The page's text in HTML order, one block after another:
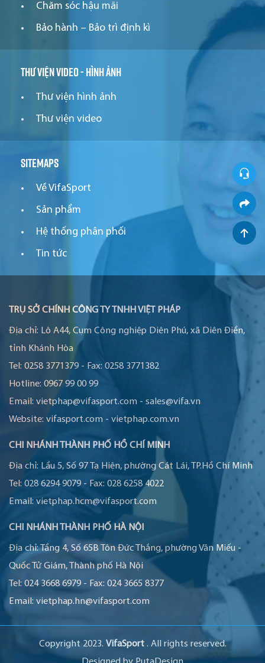
Chăm sóc hậu mãi
Bảo hành – Bảo trì định kì
Thư viện video - hình ảnh
Thư viện hình ảnh
Thư viện video
Sitemaps
Về VifaSport
Sản phẩm
Hệ thống phân phối
Tin tức
TRỤ SỞ CHÍNH CÔNG TY TNHH VIỆT PHÁP
Địa chỉ: Lô A44, Cụm Công nghiệp Diên Phú, xã Diên Điền,
tỉnh Khánh Hòa
Tel: 0258 3771379 - Fax: 0258 3771382
Hotline: 0967 99 00 99
Email: vietphap@vifasport.com - sales@vifa.vn
Website: vifasport.com - vietphap.com.vn
CHI NHÁNH THÀNH PHỐ HỒ CHÍ MINH
Địa chỉ: Lầu 5, Số 97 Tạ Hiện, phường Cát Lái, TP.Hồ Chí Minh
Tel: 028 6294 9079- Fax: 028 6258 4022
Email: vietphap.hcm@vifasport.com
CHI NHÁNH THÀNH PHỐ HÀ NỘI
Địa chỉ:Tầng 4, Số 65B Tôn Đức Thắng, phường Văn Miếu -
Quốc Tử Giám, Thành phố Hà Nội
Tel: 024 3668 6979- Fax: 024 3665 8377
Email: vietphap.hn@vifasport.com
Copyright 2023. VifaSport . All rights reserved.